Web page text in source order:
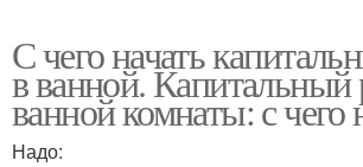
С чего начать
в ванной. Капитальный
ванной комнаты: с чего
Надо: